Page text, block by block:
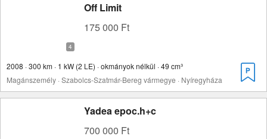
Off Limit
175 000 Ft
2008 · 300 km · 1 kW (2 LE) · okmányok nélkül · 49 cm³
Magánszemély · Szabolcs-Szatmár-Bereg vármegye · Nyíregyháza
Yadea epoc.h+c
700 000 Ft